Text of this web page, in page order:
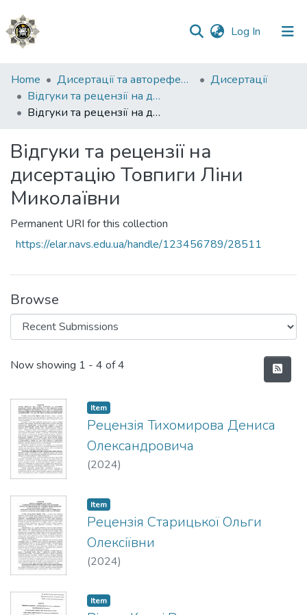
Log In (current)
Communities
&
Collections
Statistics
Home Дисертації та автореферати
Дисертації
Відгуки та рецензії на дисертації
Відгуки та рецензії на дисертацію Товпиги Ліни Миколаївни
Відгуки та рецензії на
дисертацію Товпиги Ліни
Миколаївни
Permanent URI for this collection
https://elar.navs.edu.ua/handle/123456789/28511
Browse
Recent Submissions
Now showing 1 - 4 of 4
Item
Рецензія Тихомирова Дениса
Олександровича
(2024)
Item
Рецензія Старицької Ольги
Олексіївни
(2024)
Item